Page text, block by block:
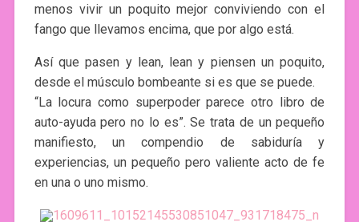
menos vivir un poquito mejor conviviendo con el
fango que llevamos encima, que por algo está.
Así que pasen y lean, lean y piensen un poquito,
desde el músculo bombeante si es que se puede.
“La locura como superpoder parece otro libro de
auto-ayuda pero no lo es”. Se trata de un pequeño
manifiesto, un compendio de sabiduría y
experiencias, un pequeño pero valiente acto de fe
en una o uno mismo.